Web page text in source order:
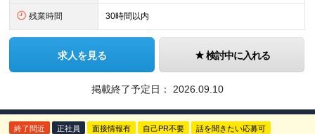
残業時間 30時間以内
求人を見る 検討中に入れる
掲載終了予定日： 2026.09.10
終了間近 正社員 面接情報有 自己PR不要 話を聞きたい応募可